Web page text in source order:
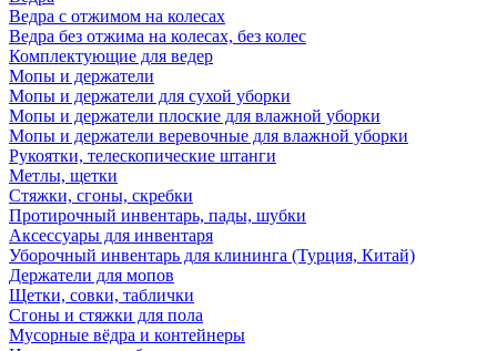
Ведра с отжимом на колесах
Ведра без отжима на колесах, без колес
Комплектующие для ведер
Мопы и держатели
Мопы и держатели для сухой уборки
Мопы и держатели плоские для влажной уборки
Мопы и держатели веревочные для влажной уборки
Рукоятки, телескопические штанги
Метлы, щетки
Стяжки, сгоны, скребки
Протирочный инвентарь, пады, шубки
Аксессуары для инвентаря
Уборочный инвентарь для клининга (Турция, Китай)
Держатели для мопов
Щетки, совки, таблички
Сгоны и стяжки для пола
Мусорные вёдра и контейнеры